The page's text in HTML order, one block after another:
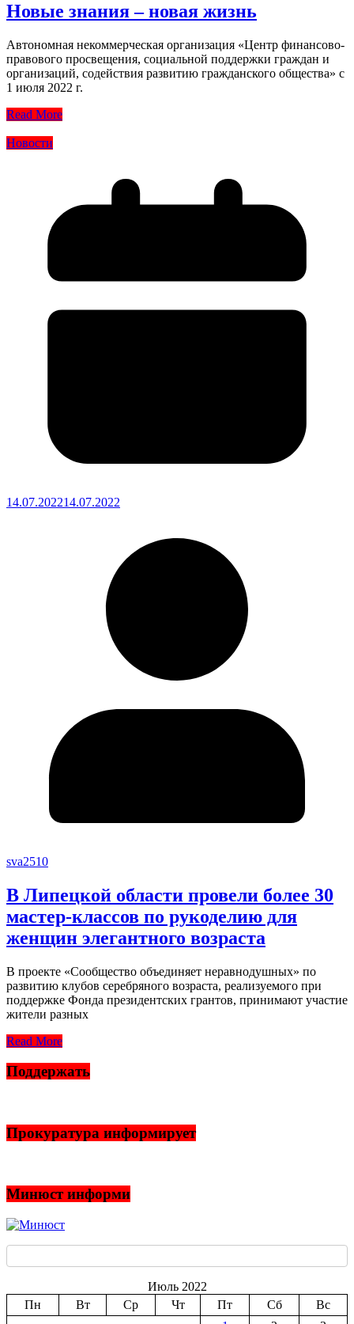
Новые знания – новая жизнь
Автономная некоммерческая организация «Центр финансово-
правового просвещения, социальной поддержки граждан и
организаций, содействия развитию гражданского общества» с
1 июля 2022 г.
Read More
Новости
14.07.202214.07.2022
sva2510
В Липецкой области провели более 30
мастер-классов по рукоделию для
женщин элегантного возраста
В проекте «Сообщество объединяет неравнодушных» по
развитию клубов серебряного возраста, реализуемого при
поддержке Фонда президентских грантов, принимают участие
жители разных
Read More
Поддержать
Прокуратура информирует
Минюст информи
Июль 2022
Пн
Вт Ср Чт Пт Сб
Вс